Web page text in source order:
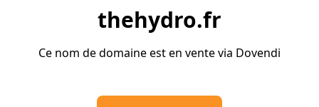
thehydro.fr
Ce nom de domaine est en vente via Dovendi